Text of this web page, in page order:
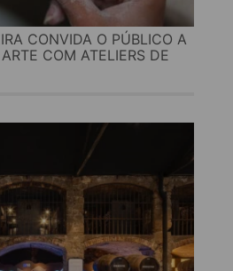
CONVIDA O PÚBLICO A
COM ATELIERS DE